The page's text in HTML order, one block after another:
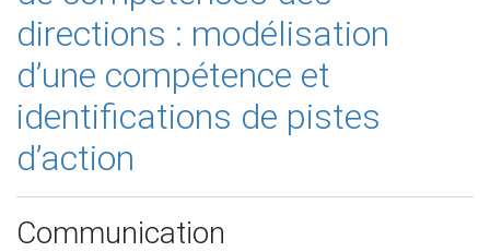
directions : modélisation
d’une compétence et
identifications de pistes
d’action
Communication